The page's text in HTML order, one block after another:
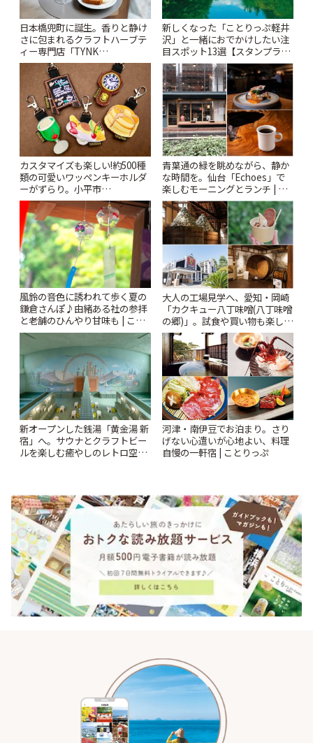
日本橋兜町に誕生。香りと静け
さに包まれるクラフトハーブテ
ィー専門店「TYNK
Kabutocho」 | ことりっぷ
新しくなった「ことりっぷ軽井
沢」と一緒におでかけしたい注
目スポット13選【スタンプラリ
ー開催中】 | ことりっぷ
カスタマイズも楽しい!約500種
類の可愛いワッペンキーホルダ
ーがずらり。小平市
「Kimamaya T&K」 | ことりっ
ぷ
青葉通の緑を眺めながら、静か
な時間を。仙台「Echoes」で
楽しむモーニングとランチ | こ
とりっぷ
風鈴の音色に誘われて歩く夏の
鎌倉さんぽ♪由緒ある社の参拝
と老舗のひんやり甘味も | こと
りっぷ
大人の工場見学へ、愛知・岡崎
「カクキュー八丁味噌(八丁味噌
の郷)」。試食や買い物も楽しみ
♪ | ことりっぷ
新オープンした銭湯「黄金湯 新
宿」へ。サウナとクラフトビー
ルを楽しむ癒やしのレトロ空間
河津・南伊豆でお泊まり。さり
げない心遣いが心地よい、料理
自慢の一軒宿 | ことりっぷ